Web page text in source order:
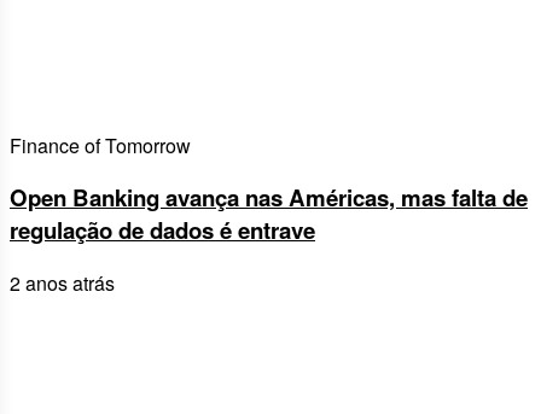
Finance of Tomorrow
Open Banking avança nas Américas, mas falta de
regulação de dados é entrave
2 anos atrás